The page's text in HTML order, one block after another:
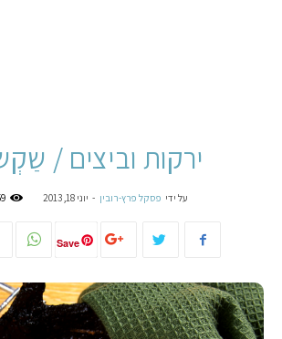
ירקות וביצים /
על ידי פסקל פרץ-רובין - יוני 18, 2013
Save